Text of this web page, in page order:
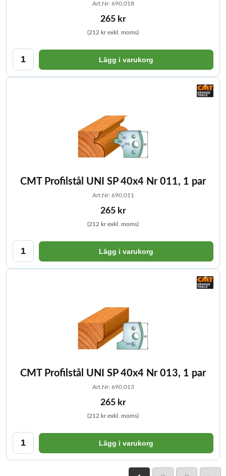
Art.Nr: 690,018
265 kr
(212 kr exkl. moms)
Lägg i varukorg
CMT Profilstål UNI SP 40x4 Nr 011, 1 par
Art.Nr: 690,011
265 kr
(212 kr exkl. moms)
Lägg i varukorg
CMT Profilstål UNI SP 40x4 Nr 013, 1 par
Art.Nr: 690,013
265 kr
(212 kr exkl. moms)
Lägg i varukorg